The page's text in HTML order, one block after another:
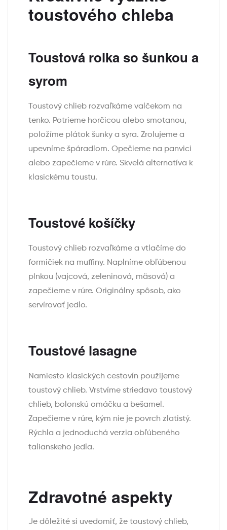
toustového chleba
Toustová rolka so šunkou a
syrom
Toustový chlieb rozvaľkáme valčekom na
tenko. Potrieme horčicou alebo smotanou,
položíme plátok šunky a syra. Zrolujeme a
upevníme špáradlom. Opečieme na panvici
alebo zapečieme v rúre. Skvelá alternatíva k
klasickému toustu.
Toustové košíčky
Toustový chlieb rozvaľkáme a vtlačíme do
formičiek na muffiny. Naplníme obľúbenou
plnkou (vajcová, zeleninová, mäsová) a
zapečieme v rúre. Originálny spôsob, ako
servírovať jedlo.
Toustové lasagne
Namiesto klasických cestovín použijeme
toustový chlieb. Vrstvíme striedavo toustový
chlieb, bolonskú omáčku a bešamel.
Zapečieme v rúre, kým nie je povrch zlatistý.
Rýchla a jednoduchá verzia obľúbeného
talianskeho jedla.
Zdravotné aspekty
Je dôležité si uvedomiť, že toustový chlieb,